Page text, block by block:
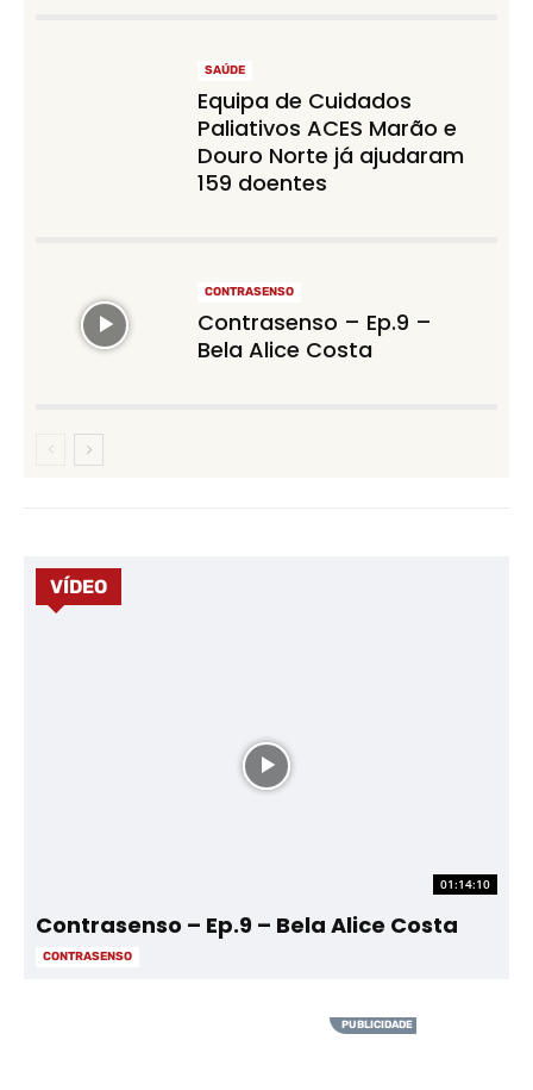
SAÚDE
Equipa de Cuidados
Paliativos ACES Marão e
Douro Norte já ajudaram
159 doentes
CONTRASENSO
Contrasenso – Ep.9 –
Bela Alice Costa
VÍDEO
01:14:10
Contrasenso – Ep.9 – Bela Alice Costa
CONTRASENSO